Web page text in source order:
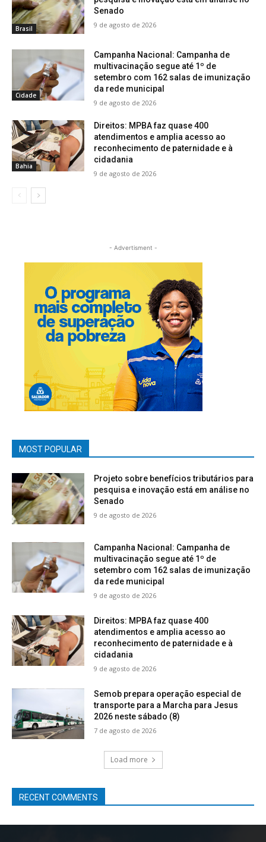
Brasil
Senado
9 de agosto de 2026
Cidade
Campanha Nacional: Campanha de
multivacinação segue até 1º de
setembro com 162 salas de imunização
da rede municipal
9 de agosto de 2026
Bahia
Direitos: MPBA faz quase 400
atendimentos e amplia acesso ao
reconhecimento de paternidade e à
cidadania
9 de agosto de 2026
- Advertisment -
MOST POPULAR
Projeto sobre benefícios tributários para
pesquisa e inovação está em análise no
Senado
9 de agosto de 2026
Campanha Nacional: Campanha de
multivacinação segue até 1º de
setembro com 162 salas de imunização
da rede municipal
9 de agosto de 2026
Direitos: MPBA faz quase 400
atendimentos e amplia acesso ao
reconhecimento de paternidade e à
cidadania
9 de agosto de 2026
Semob prepara operação especial de
transporte para a Marcha para Jesus
2026 neste sábado (8)
7 de agosto de 2026
Load more
RECENT COMMENTS